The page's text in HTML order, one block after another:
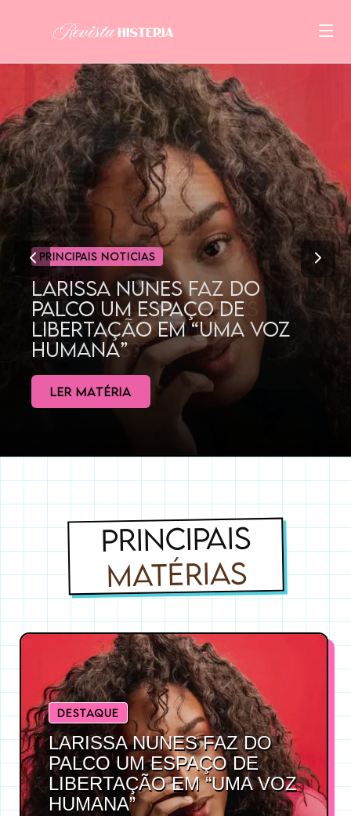
CINEMA
POR QUE AS MULHERES
GOSTAM TANTO DE
DORAMAS?
LER MATÉRIA
PRINCIPAIS
MATÉRIAS
DESTAQUE
LARISSA NUNES FAZ DO
PALCO UM ESPAÇO DE
LIBERTAÇÃO EM “UMA VOZ
HUMANA”